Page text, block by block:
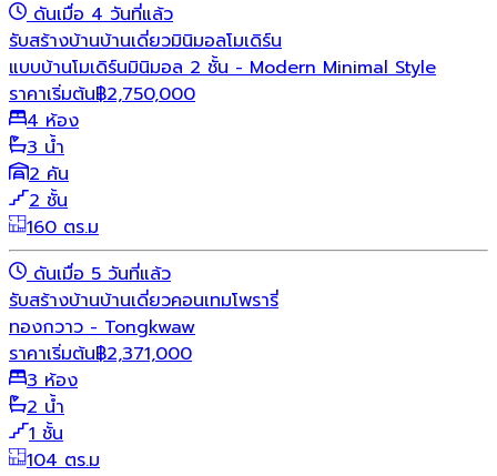
ดันเมื่อ 4 วันที่แล้ว
รับสร้างบ้านบ้านเดี่ยวมินิมอลโมเดิร์น
แบบบ้านโมเดิร์นมินิมอล 2 ชั้น - Modern Minimal Style
ราคาเริ่มต้น฿2,750,000
4 ห้อง
3 น้ำ
2 คัน
2 ชั้น
160 ตร.ม
ดันเมื่อ 5 วันที่แล้ว
รับสร้างบ้านบ้านเดี่ยวคอนเทมโพรารี่
ทองกวาว - Tongkwaw
ราคาเริ่มต้น฿2,371,000
3 ห้อง
2 น้ำ
1 ชั้น
104 ตร.ม